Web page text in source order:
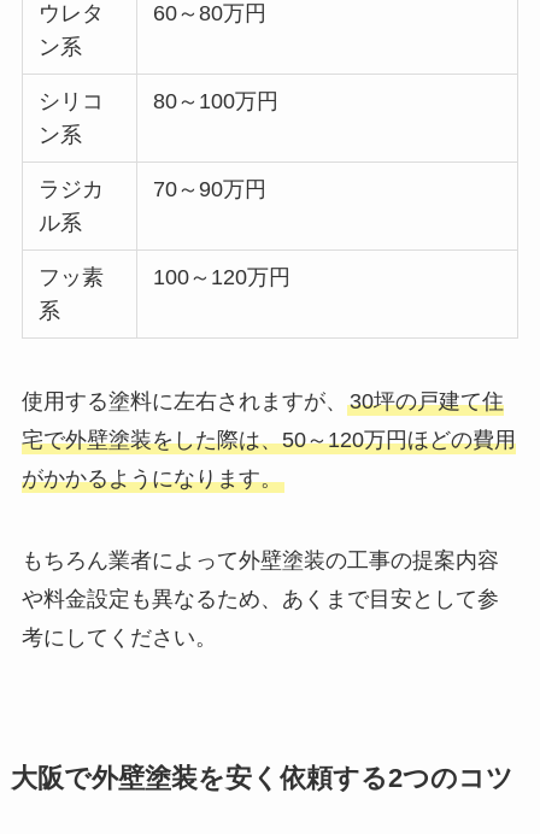
ウレタ
ン系
60～80万円
シリコ
ン系
80～100万円
ラジカ
ル系
70～90万円
フッ素
系
100～120万円
使用する塗料に左右されますが、 30坪の戸建て住
宅で外壁塗装をした際は、50～120万円ほどの費用
がかかるようになります。
もちろん業者によって外壁塗装の工事の提案内容
や料金設定も異なるため、あくまで目安として参
考にしてください。
大阪で外壁塗装を安く依頼する2つのコツ